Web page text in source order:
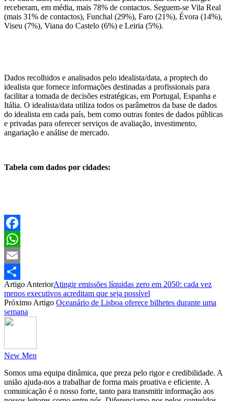
receberam, em média, mais 78% de contactos. Seguem-se Vila Real
(mais 31% de contactos), Funchal (29%), Faro (21%), Évora (14%),
Viseu (7%), Viana do Castelo (6%) e Leiria (5%).
Dados recolhidos e analisados pelo idealista/data, a proptech do
idealista que fornece informações destinadas a profissionais para
facilitar a tomada de decisões estratégicas, em Portugal, Espanha e
Itália. O idealista/data utiliza todos os parâmetros da base de dados
do idealista em cada país, bem como outras fontes de dados públicas
e privadas para oferecer serviços de avaliação, investimento,
angariação e análise de mercado.
Tabela com dados por cidades:
Facebook
WhatsApp
Email
Partilhar
Artigo AnteriorAtingir emissões líquidas zero em 2050: cada vez
menos executivos acreditam que seja possível
Próximo Artigo Oceanário de Lisboa oferece bilhetes durante uma
semana
New Men
Somos uma equipa dinâmica, que preza pelo rigor e credibilidade. A
união ajuda-nos a trabalhar de forma mais proativa e eficiente. A
comunicação é o nosso forte, tanto para transmitir informação aos